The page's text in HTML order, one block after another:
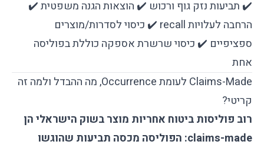
✔️ תביעות נזק גוף ורכוש ✔️ הוצאות הגנה משפטית ✔️
הרחבה לעלויות recall ✔️ כיסוי לסדרות/מוצרים
ספציפיים ✔️ כיסוי שרשרת אספקה כוללת בפוליסה
אחת
Claims-Made לעומת Occurrence, מה ההבדל ולמה זה
קריטי?
רוב פוליסות ביטוח אחריות מוצר בשוק הישראלי הן
claims-made: הפוליסה מכסה תביעות שהוגשו